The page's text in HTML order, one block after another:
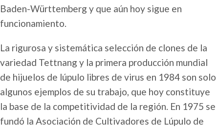
Baden-Württemberg y que aún hoy sigue en
funcionamiento.
La rigurosa y sistemática selección de clones de la
variedad Tettnang y la primera producción mundial
de hijuelos de lúpulo libres de virus en 1984 son solo
algunos ejemplos de su trabajo, que hoy constituye
la base de la competitividad de la región. En 1975 se
fundó la Asociación de Cultivadores de Lúpulo de